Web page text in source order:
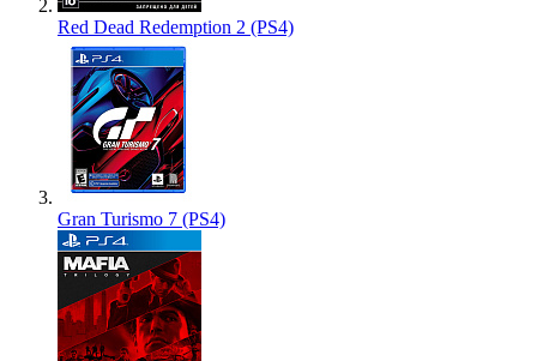
Red Dead Redemption 2 (PS4)
Gran Turismo 7 (PS4)